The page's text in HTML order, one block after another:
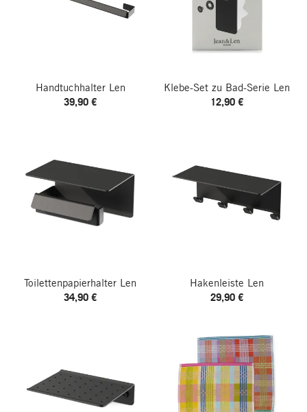
Handtuchhalter Len
39,90 €
Klebe-Set zu Bad-Serie Len
12,90 €
Toilettenpapierhalter Len
34,90 €
Hakenleiste Len
29,90 €